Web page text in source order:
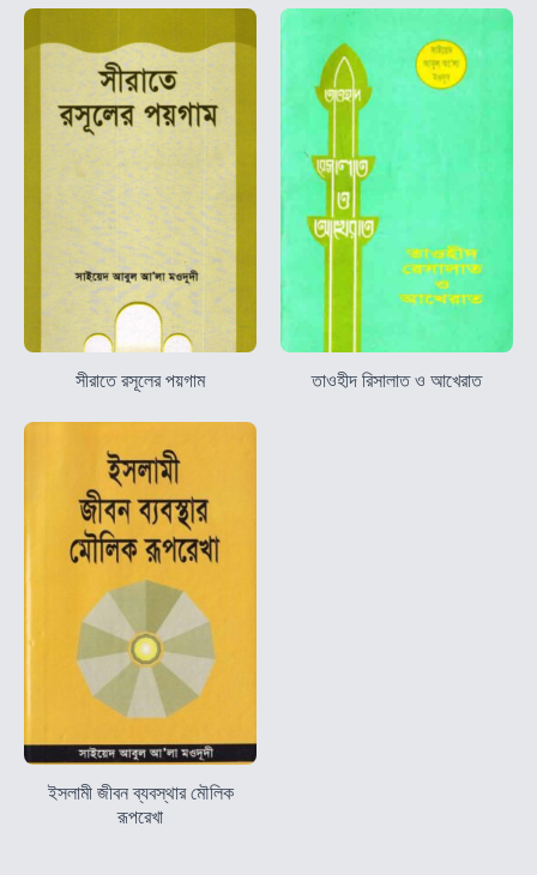
সীরাতে রসূলের পয়গাম তাওহীদ রিসালাত ও আখেরাত
ইসলামী জীবন ব্যবস্থার মৌলিক
রূপরেখা